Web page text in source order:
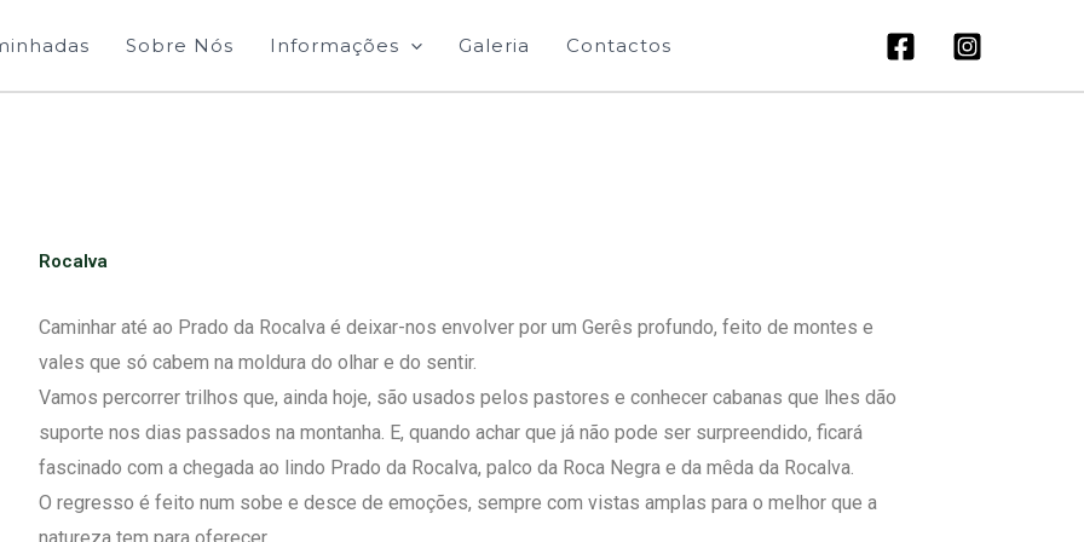
Sobre Nós Informações Galeria Contactos
Rocalva
Caminhar até ao Prado da Rocalva é deixar-nos envolver por um Gerês profundo, feito de montes e
vales que só cabem na moldura do olhar e do sentir.
Vamos percorrer trilhos que, ainda hoje, são usados pelos pastores e conhecer cabanas que lhes dão
suporte nos dias passados na montanha. E, quando achar que já não pode ser surpreendido, ficará
fascinado com a chegada ao lindo Prado da Rocalva, palco da Roca Negra e da mêda da Rocalva.
O regresso é feito num sobe e desce de emoções, sempre com vistas amplas para o melhor que a